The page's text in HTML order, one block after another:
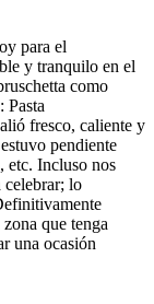
para el
y tranquilo en el
como
Pasta
fresco, caliente y
pendiente
etc. Incluso nos
celebrar; lo
que tenga
una ocasión